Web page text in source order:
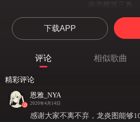
南亭阙第三卷
词曲编调：米库喵
插画：偶尤大肥羊/叶子
混音：Digifan
二胡：胡琴范儿
宁把江山破
下载APP
评论 相似歌曲
精彩评论
恩雅_NYA
2020年4月14日
感谢大家不离不弃，龙炎图能够